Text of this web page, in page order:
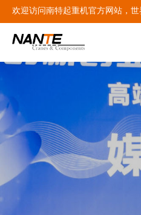
欢迎访问南特起重机官方网站，